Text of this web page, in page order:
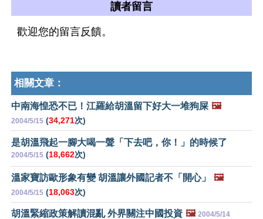
讀者留言
歡迎您的留言反饋。
相關文章：
中南海惶恐不已！江羅給胡溫留下好大一堆狗屎 🖼️
2004/5/15 (34,271次)
是胡溫飛起一腳大喝一聲「下去吧，你！」的時候了
2004/5/15 (18,662次)
溫家寶訪歐形象有變 胡溫讓外國記者不「開心」 🖼️
2004/5/15 (18,063次)
胡溫緊縮政策解讀混亂 外界關注中國投資 🖼️ 2004/5/14